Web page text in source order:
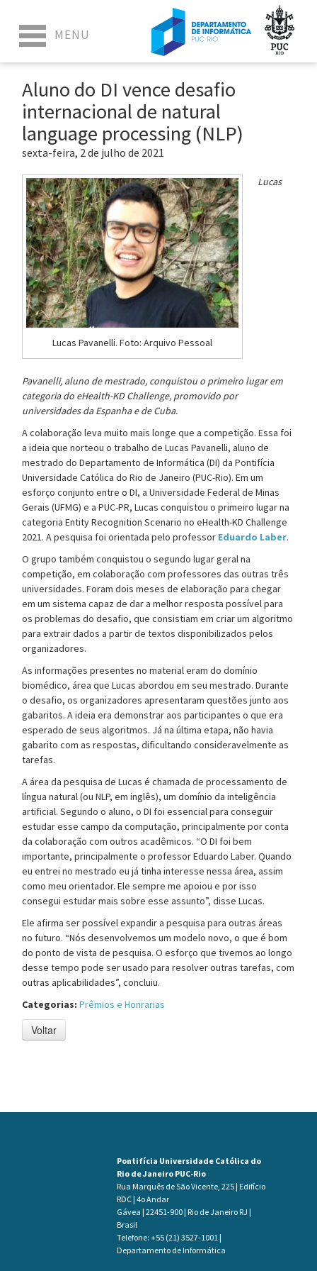
Aluno do DI vence desafio
internacional de natural
language processing (NLP)
sexta-feira, 2 de julho de 2021
Lucas Pavanelli. Foto: Arquivo Pessoal
Lucas
Pavanelli, aluno de mestrado, conquistou o primeiro lugar em
categoria do eHealth-KD Challenge, promovido por
universidades da Espanha e de Cuba.
A colaboração leva muito mais longe que a competição. Essa foi
a ideia que norteou o trabalho de Lucas Pavanelli, aluno de
mestrado do Departamento de Informática (DI) da Pontifícia
Universidade Católica do Rio de Janeiro (PUC-Rio). Em um
esforço conjunto entre o DI, a Universidade Federal de Minas
Gerais (UFMG) e a PUC-PR, Lucas conquistou o primeiro lugar na
categoria Entity Recognition Scenario no eHealth-KD Challenge
2021. A pesquisa foi orientada pelo professor Eduardo Laber.
O grupo também conquistou o segundo lugar geral na
competição, em colaboração com professores das outras três
universidades. Foram dois meses de elaboração para chegar
em um sistema capaz de dar a melhor resposta possível para
os problemas do desafio, que consistiam em criar um algoritmo
para extrair dados a partir de textos disponibilizados pelos
organizadores.
As informações presentes no material eram do domínio
biomédico, área que Lucas abordou em seu mestrado. Durante
o desafio, os organizadores apresentaram questões junto aos
gabaritos. A ideia era demonstrar aos participantes o que era
esperado de seus algoritmos. Já na última etapa, não havia
gabarito com as respostas, dificultando consideravelmente as
tarefas.
A área da pesquisa de Lucas é chamada de processamento de
língua natural (ou NLP, em inglês), um domínio da inteligência
artificial. Segundo o aluno, o DI foi essencial para conseguir
estudar esse campo da computação, principalmente por conta
da colaboração com outros acadêmicos. “O DI foi bem
importante, principalmente o professor Eduardo Laber. Quando
eu entrei no mestrado eu já tinha interesse nessa área, assim
como meu orientador. Ele sempre me apoiou e por isso
consegui estudar mais sobre esse assunto”, disse Lucas.
Ele afirma ser possível expandir a pesquisa para outras áreas
no futuro. “Nós desenvolvemos um modelo novo, o que é bom
do ponto de vista de pesquisa. O esforço que tivemos ao longo
desse tempo pode ser usado para resolver outras tarefas, com
outras aplicabilidades”, concluiu.
Categorias: Prêmios e Honrarias
Voltar
Pontifícia Universidade Católica do
Rio de Janeiro PUC-Rio
Rua Marquês de São Vicente, 225 | Edifício
RDC | 4o Andar
Gávea | 22451-900 | Rio de Janeiro RJ |
Brasil
Telefone: +55 (21) 3527-1001 |
Departamento de Informática